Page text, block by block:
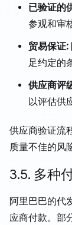
已验证的
参观和审
贸易保证:
足约定的
供应商评
以评估供
供应商验证流
质量不佳的风
3.5. 多种
阿里巴巴的代
应商付款。部